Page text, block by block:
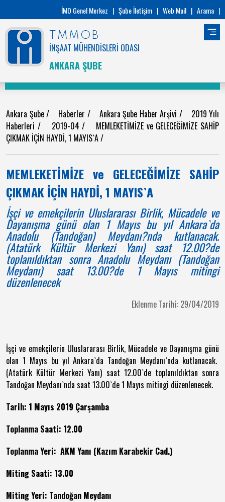
İMO Genel Merkez | Şube İletişim | Web Mail | Arama |
TMMOB
İNŞAAT MÜHENDİSLERİ ODASI
ANKARA ŞUBE
Ankara Şube/ Haberler / Ankara Şube Haber Arşivi / 2019 Yılı
Haberleri / 2019-04/ MEMLEKETİMİZE ve GELECEĞİMİZE SAHİP
ÇIKMAK İÇİN HAYDİ, 1 MAYIS`A/
MEMLEKETİMİZE ve GELECEĞİMİZE SAHİP
ÇIKMAK İÇİN HAYDİ, 1 MAYIS`A
İşçi ve emekçilerin Uluslararası Birlik, Mücadele ve
Dayanışma günü olan 1 Mayıs bu yıl Ankara`da
Anadolu (Tandoğan) Meydanı?nda kutlanacak.
(Atatürk Kültür Merkezi Yanı) saat 12.00?de
toplanıldıktan sonra Anadolu Meydanı (Tandoğan
Meydanı) saat 13.00?de 1 Mayıs mitingi
düzenlenecek
Eklenme Tarihi: 29/04/2019
İşçi ve emekçilerin Uluslararası Birlik, Mücadele ve Dayanışma günü
olan 1 Mayıs bu yıl Ankara`da Tandoğan Meydanı`nda kutlanacak.
(Atatürk Kültür Merkezi Yanı) saat 12.00`de toplanıldıktan sonra
Tandoğan Meydanı`nda saat 13.00`de 1 Mayıs mitingi düzenlenecek.
Tarih: 1 Mayıs 2019 Çarşamba
Toplanma Saati: 12.00
Toplanma Yeri: AKM Yanı (Kazım Karabekir Cad.)
Miting Saati: 13.00
Miting Yeri: Tandoğan Meydanı